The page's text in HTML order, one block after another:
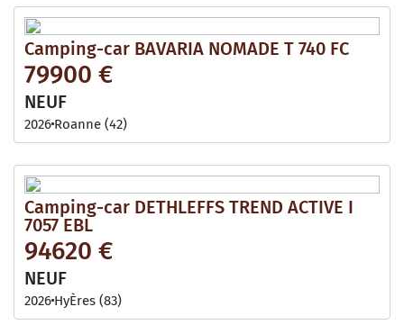
Camping-car BAVARIA NOMADE T 740 FC
79900 €
NEUF
2026 Roanne (42)
Camping-car DETHLEFFS TREND ACTIVE I
7057 EBL
94620 €
NEUF
2026 HyÈres (83)